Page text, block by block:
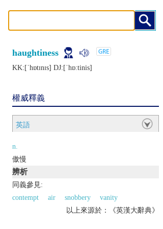
haughtiness
KK:[ˈhɒtɪnɪs] DJ:[ˈhɒːtinis]
權威釋義
英語
n.
傲慢
辨析
同義參見:
contempt
air snobbery
vanity
以上來源於：《英漢大辭典》